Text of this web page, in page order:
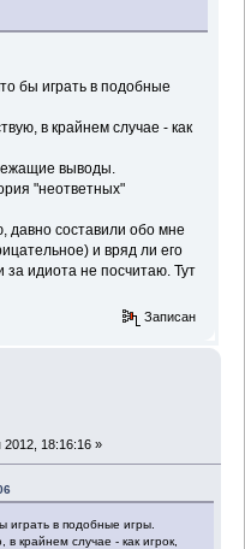
бы играть в подобные
в крайнем случае - как
выводы.
"неответных"
давно составили обо мне
и вряд ли его
идиота не посчитаю. Тут
Записан
2012, 18:16:16 »
играть в подобные игры.
крайнем случае - как игрок,